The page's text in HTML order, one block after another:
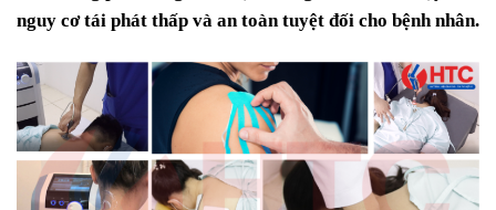
nguy cơ tái phát thấp và an toàn tuyệt đối cho bệnh nhân.